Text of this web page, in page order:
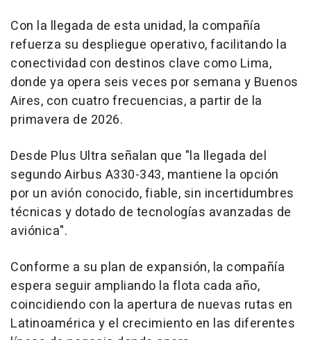
Con la llegada de esta unidad, la compañía
refuerza su despliegue operativo, facilitando la
conectividad con destinos clave como Lima,
donde ya opera seis veces por semana y Buenos
Aires, con cuatro frecuencias, a partir de la
primavera de 2026.
Desde Plus Ultra señalan que "la llegada del
segundo Airbus A330-343, mantiene la opción
por un avión conocido, fiable, sin incertidumbres
técnicas y dotado de tecnologías avanzadas de
aviónica".
Conforme a su plan de expansión, la compañía
espera seguir ampliando la flota cada año,
coincidiendo con la apertura de nuevas rutas en
Latinoamérica y el crecimiento en las diferentes